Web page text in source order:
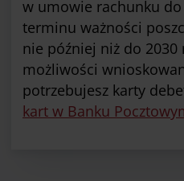
w umowie rachunku
terminu ważności
nie później niż do
możliwości
potrzebujesz karty
kart w Banku